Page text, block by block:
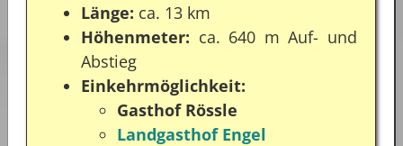
Länge: ca. 13 km
Höhenmeter: ca. 640 m Auf- und
Abstieg
Einkehrmöglichkeit:
Gasthof Rössle
Landgasthof Engel